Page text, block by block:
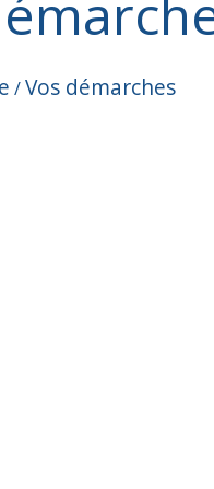
/Vos démarches